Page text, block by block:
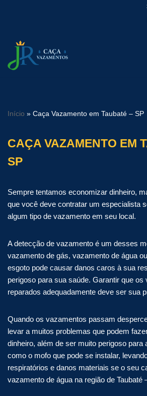
para
conteúdo
Início » Caça Vazamento em Taubaté – SP
CAÇA VAZAMENTO EM
SP
Sempre tentamos economizar dinheiro,
que você deve contratar um especialista
algum tipo de vazamento em seu local.
A detecção de vazamento é um desses
vazamento de gás, vazamento de água
esgoto pode causar danos caros à sua
perigoso para sua saúde. Garantir que
reparados adequadamente deve ser sua
Quando os vazamentos passam
levar a muitos problemas que podem
dinheiro, além de ser muito perigoso para
como o mofo que pode se instalar,
respiratórios e danos materiais se o seu
vazamento de água na região de Taubaté